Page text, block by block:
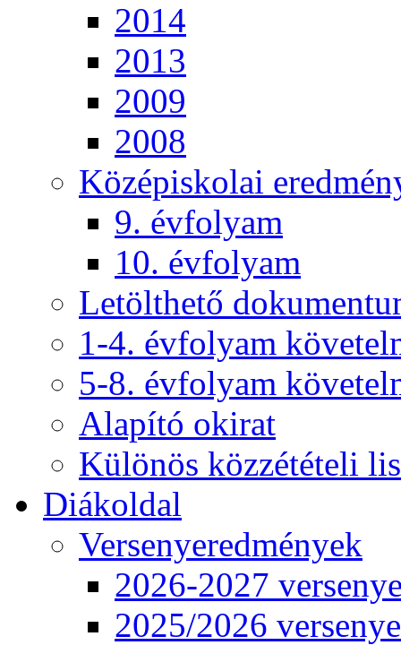
2014
2013
2009
2008
Középiskolai
9. évfolyam
10. évfolyam
Letölthető
1-4. évfolyam
5-8. évfolyam
Alapító okirat
Különös közzétételi
Diákoldal
Versenyeredmények
2026-2027
2025/2026